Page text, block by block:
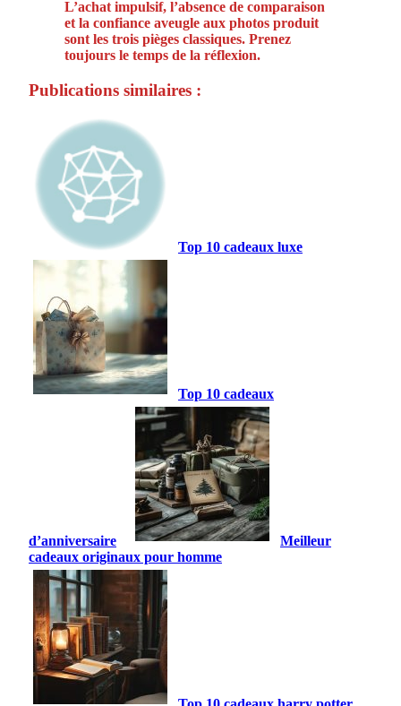
L’achat impulsif, l’absence de comparaison
et la confiance aveugle aux photos produit
sont les trois pièges classiques. Prenez
toujours le temps de la réflexion.
Publications similaires :
Top 10 cadeaux luxe
Top 10 cadeaux
d’anniversaire
Meilleur
cadeaux originaux pour homme